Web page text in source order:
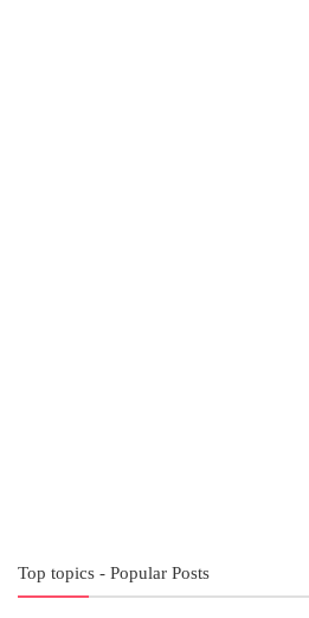
Top topics - Popular Posts